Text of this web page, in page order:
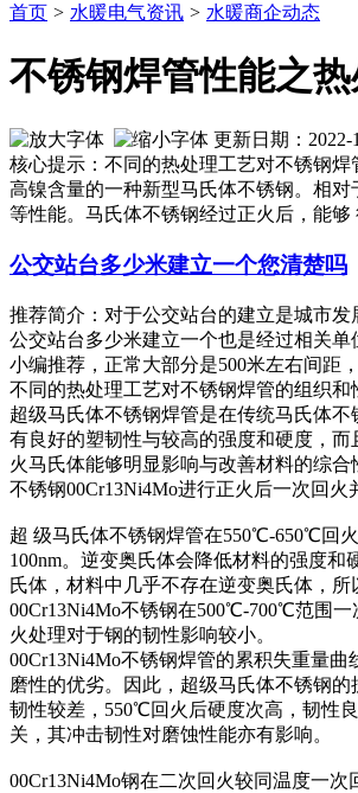
首页 > 水暖电气资讯 > 水暖商企动态
不锈钢焊管性能之
更新日期：
核心提示：不同的热处理工艺对不锈钢
高镍含量的一种新型马氏体不锈钢。相
等性能。马氏体不锈钢经过正火后，能
公交站台多少米建立一个您清楚吗
推荐简介：对于公交站台的建立是城市
公交站台多少米建立一个也是经过相关单
小编推荐，正常大部分是500米左右间距
不同的热处理工艺对不锈钢焊管的组织
超级马氏体不锈钢焊管是在传统马氏体
有良好的塑韧性与较高的强度和硬度，
火马氏体能够明显影响与改善材料的综
不锈钢00Cr13Ni4Mo进行正火后一次回
超 级马氏体不锈钢焊管在550℃-650℃回
100nm。逆变奥氏体会降低材料的强度
氏体，材料中几乎不存在逆变奥氏体，所
00Cr13Ni4Mo不锈钢在500℃-700℃范围
火处理对于钢的韧性影响较小。
00Cr13Ni4Mo不锈钢焊管的累积失重量
磨性的优劣。因此，超级马氏体不锈钢
韧性较差，550℃回火后硬度次高，韧性
关，其冲击韧性对磨蚀性能亦有影响。
00Cr13Ni4Mo钢在二次回火较同温度一